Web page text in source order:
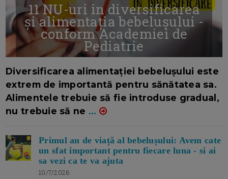
11 NU-uri in diversificarea
și alimentația bebelușului -
conform Academiei de
Pediatrie
Diversificarea alimentației bebelușului este
extrem de importantă pentru sănătatea sa.
Alimentele trebuie să fie introduse gradual,
nu trebuie să ne ...
Primul an de viață al bebelușului: Avem cate
un sfat important pentru fiecare luna - si ai
sa vezi ca te va ajuta
10/7/2026